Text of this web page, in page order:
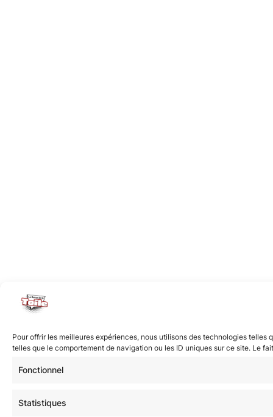
Pour offrir les meilleures expériences, nous utilisons des technologies
telles que le comportement de navigation ou les ID uniques sur ce site. Le
Fonctionnel
Statistiques